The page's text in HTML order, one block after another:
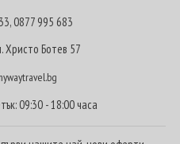
,0877 995 683
Христо Ботев 57
09:30 - 18:00 часа